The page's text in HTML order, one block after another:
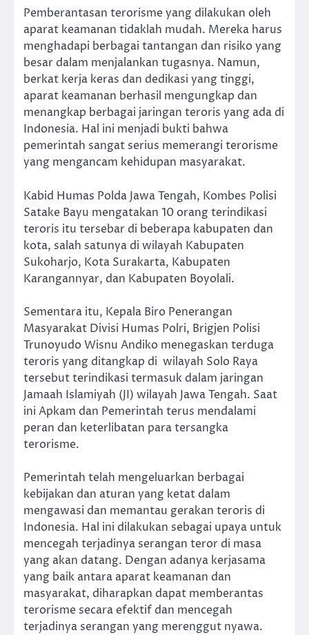
Pemberantasan terorisme yang dilakukan oleh
aparat keamanan tidaklah mudah. Mereka harus
menghadapi berbagai tantangan dan risiko yang
besar dalam menjalankan tugasnya. Namun,
berkat kerja keras dan dedikasi yang tinggi,
aparat keamanan berhasil mengungkap dan
menangkap berbagai jaringan teroris yang ada di
Indonesia. Hal ini menjadi bukti bahwa
pemerintah sangat serius memerangi terorisme
yang mengancam kehidupan masyarakat.
Kabid Humas Polda Jawa Tengah, Kombes Polisi
Satake Bayu mengatakan 10 orang terindikasi
teroris itu tersebar di beberapa kabupaten dan
kota, salah satunya di wilayah Kabupaten
Sukoharjo, Kota Surakarta, Kabupaten
Karangannyar, dan Kabupaten Boyolali.
Sementara itu, Kepala Biro Penerangan
Masyarakat Divisi Humas Polri, Brigjen Polisi
Trunoyudo Wisnu Andiko menegaskan terduga
teroris yang ditangkap di wilayah Solo Raya
tersebut terindikasi termasuk dalam jaringan
Jamaah Islamiyah (JI) wilayah Jawa Tengah. Saat
ini Apkam dan Pemerintah terus mendalami
peran dan keterlibatan para tersangka
terorisme.
Pemerintah telah mengeluarkan berbagai
kebijakan dan aturan yang ketat dalam
mengawasi dan memantau gerakan teroris di
Indonesia. Hal ini dilakukan sebagai upaya untuk
mencegah terjadinya serangan teror di masa
yang akan datang. Dengan adanya kerjasama
yang baik antara aparat keamanan dan
masyarakat, diharapkan dapat memberantas
terorisme secara efektif dan mencegah
terjadinya serangan yang merenggut nyawa.